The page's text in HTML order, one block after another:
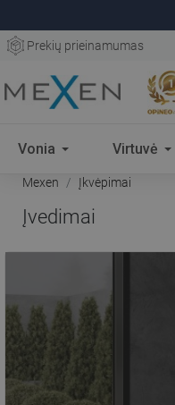
Prekių prieinamumas
Vonia Virtuvė
Mexen Įkvėpimai
Įvedimai